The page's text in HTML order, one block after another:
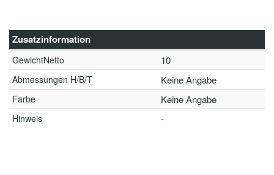
Zusatzinformation
GewichtNetto 10
Abmessungen H/B/T Keine Angabe
Farbe Keine Angabe
Hinweis -